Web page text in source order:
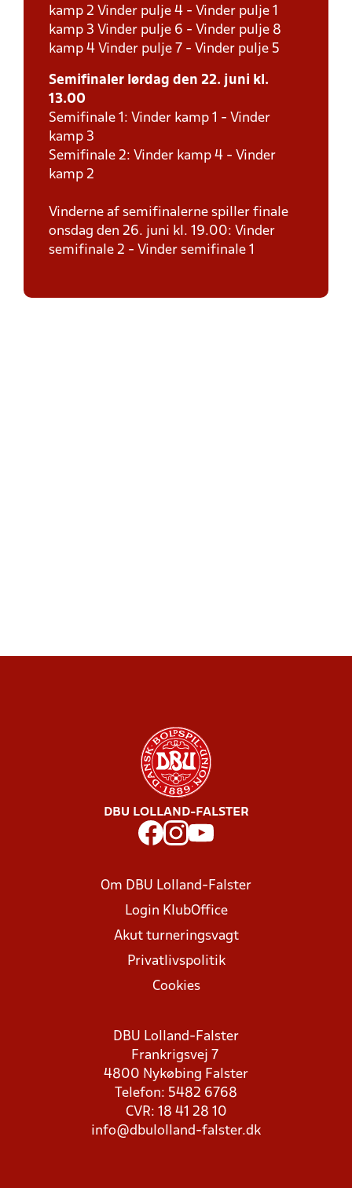
kamp 2 Vinder pulje 4 - Vinder pulje 1
kamp 3 Vinder pulje 6 - Vinder pulje 8
kamp 4 Vinder pulje 7 - Vinder pulje 5
Semifinaler lørdag den 22. juni kl.
13.00
Semifinale 1: Vinder kamp 1 - Vinder
kamp 3
Semifinale 2: Vinder kamp 4 - Vinder
kamp 2
Vinderne af semifinalerne spiller finale
onsdag den 26. juni kl. 19.00: Vinder
semifinale 2 - Vinder semifinale 1
DBU LOLLAND-FALSTER
Om DBU Lolland-Falster
Login KlubOffice
Akut turneringsvagt
Privatlivspolitik
Cookies
DBU Lolland-Falster
Frankrigsvej 7
4800 Nykøbing Falster
Telefon: 5482 6768
CVR: 18 41 28 10
info@dbulolland-falster.dk